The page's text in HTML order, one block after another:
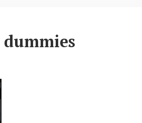
dummies